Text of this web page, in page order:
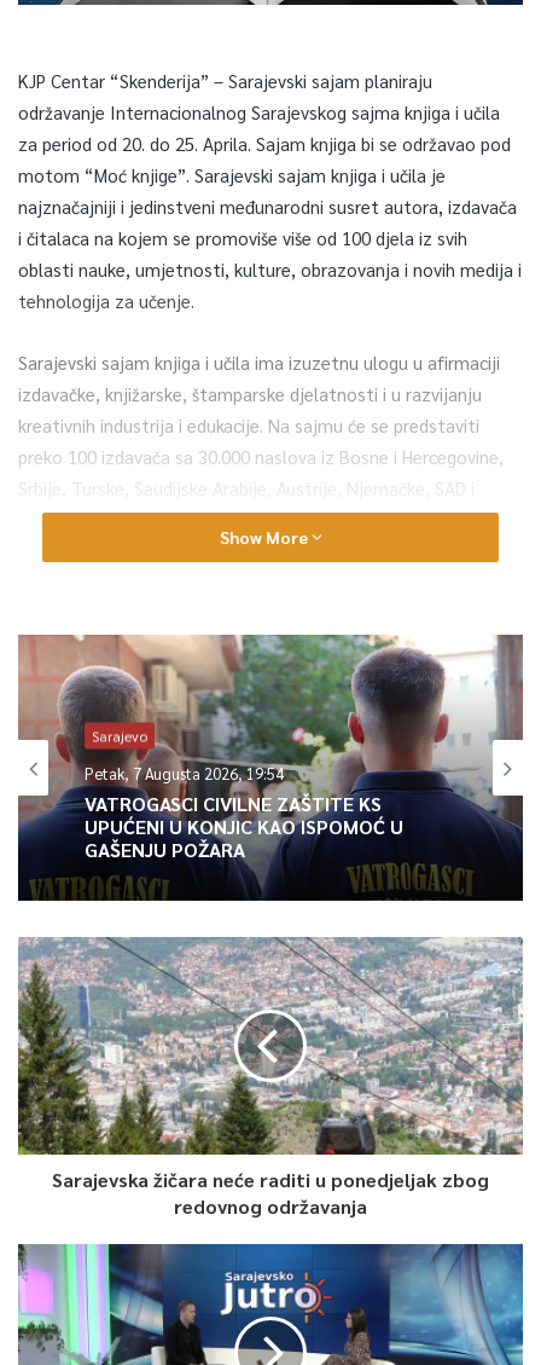
KJP Centar “Skenderija” – Sarajevski sajam planiraju
održavanje Internacionalnog Sarajevskog sajma knjiga i učila
za period od 20. do 25. Aprila. Sajam knjiga bi se održavao pod
motom “Moć knjige”. Sarajevski sajam knjiga i učila je
najznačajniji i jedinstveni međunarodni susret autora, izdavača
i čitalaca na kojem se promoviše više od 100 djela iz svih
oblasti nauke, umjetnosti, kulture, obrazovanja i novih medija i
tehnologija za učenje.
Sarajevski sajam knjiga i učila ima izuzetnu ulogu u afirmaciji
izdavačke, knjižarske, štamparske djelatnosti i u razvijanju
kreativnih industrija i edukacije. Na sajmu će se predstaviti
preko 100 izdavača sa 30.000 naslova iz Bosne i Hercegovine,
Srbije, Turske, Saudijske Arabije, Austrije, Njemačke, SAD i
Irana.
Article Rating
Show More
Sarajevo
Petak, 7 Augusta 2026, 19:54
VATROGASCI CIVILNE ZAŠTITE KS
UPUĆENI U KONJIC KAO ISPOMOĆ U
GAŠENJU POŽARA
Sarajevska žičara neće raditi u ponedjeljak zbog
redovnog održavanja